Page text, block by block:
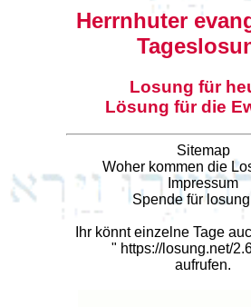
Herrnhuter
Losung für
Lösung für die
Sitemap
Woher kommen die
Impressum
Spende für
Ihr könnt einzelne Tage
" https://losung.net/
aufrufen.